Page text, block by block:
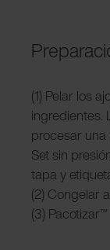
(1) Pelar los
ingredientes.
procesar una
Set sin
tapa y
(2) Congelar
(3)